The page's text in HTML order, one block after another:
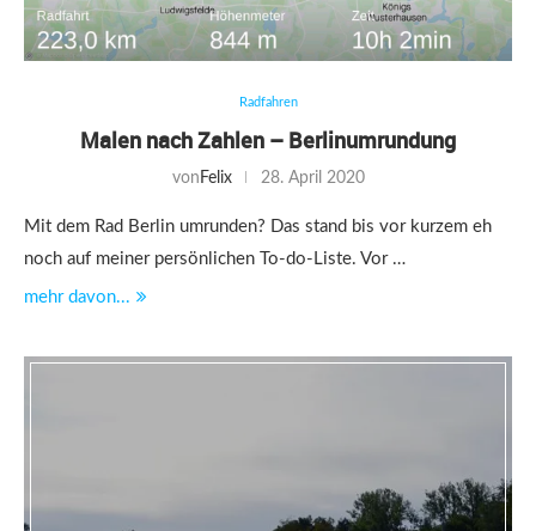
Radfahren
Malen nach Zahlen – Berlinumrundung
von Felix 28. April 2020
Mit dem Rad Berlin umrunden? Das stand bis vor kurzem eh
noch auf meiner persönlichen To-do-Liste. Vor …
mehr davon...